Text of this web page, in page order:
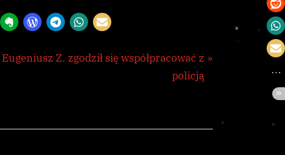
N
P
Eugeniusz Z. zgodził się współpracować z
policją